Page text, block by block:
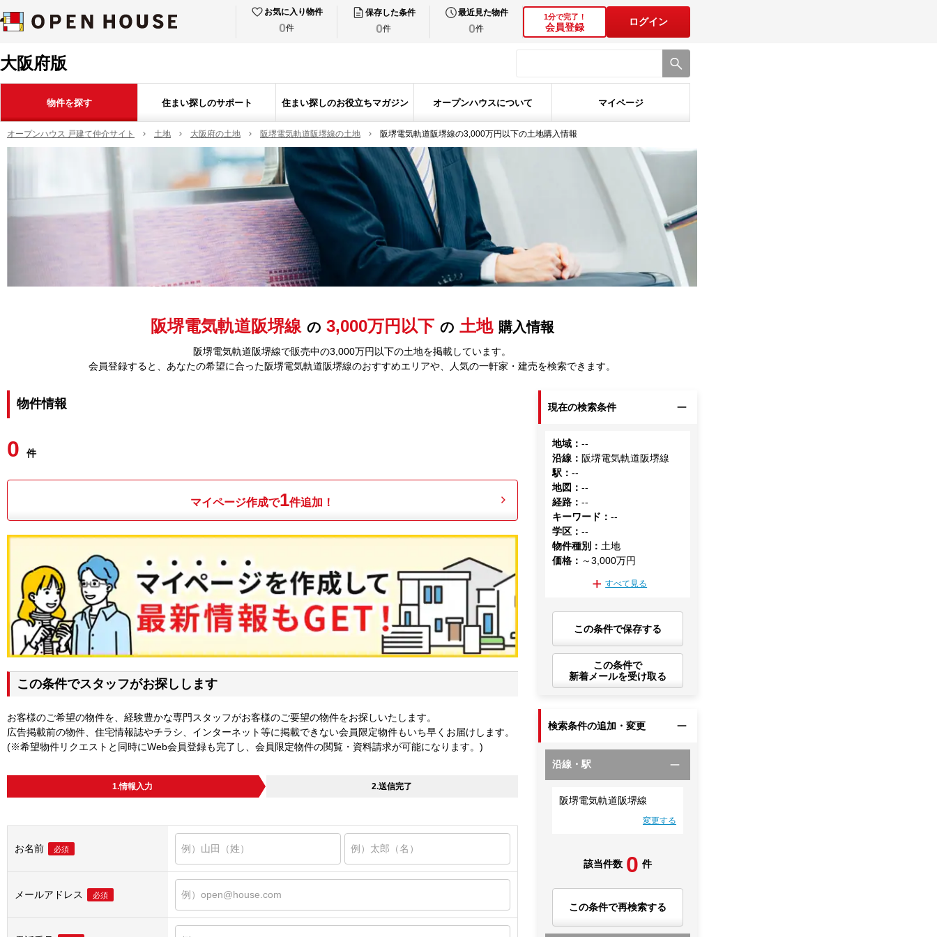
お気に入り物件
0件
保存した条件
0件
最近見た物件
0件
1分で完了！
会員登録
ログイン
大阪府版
物件を探す 住まい探しのサポート 住まい探しのお役立ちマガジン オープンハウスについて マイページ
オープンハウス 戸建て仲介サイト 土地 大阪府の土地 阪堺電気軌道阪堺線の土地 阪堺電気軌道阪堺線の3,000万円以下の土地購入情報
阪堺電気軌道阪堺線 の 3,000万円以下 の 土地 購入情報
阪堺電気軌道阪堺線で販売中の3,000万円以下の土地を掲載しています。
会員登録すると、あなたの希望に合った阪堺電気軌道阪堺線のおすすめエリアや、人気の一軒家・建売を検索できます。
物件情報
0 件
マイページ作成で1件追加！
この条件でスタッフがお探しします
お客様のご希望の物件を、経験豊かな専門スタッフがお客様のご要望の物件をお探しいたします。
広告掲載前の物件、住宅情報誌やチラシ、インターネット等に掲載できない会員限定物件もいち早くお届けします。
(※希望物件リクエストと同時にWeb会員登録も完了し、会員限定物件の閲覧・資料請求が可能になります。)
1.情報入力 2.送信完了
お名前 必須
メールアドレス 必須
現在の検索条件
地域 ：--
沿線 ： 阪堺電気軌道阪堺線
駅 ：--
地図 ：--
経路 ：--
キーワード ：--
学区 ：--
物件種別 ： 土地
価格 ： ～3,000万円
すべて見る
この条件で保存する
この条件で
新着メールを受け取る
検索条件の追加・変更
沿線・駅
阪堺電気軌道阪堺線
変更する
該当件数 0 件
この条件で再検索する